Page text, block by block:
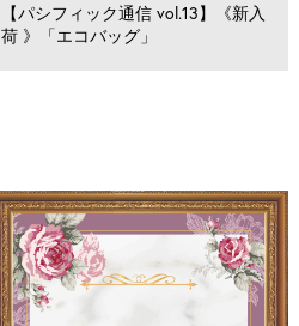
【パシフィック通信 vol.13】《新入
荷 》「エコバッグ」